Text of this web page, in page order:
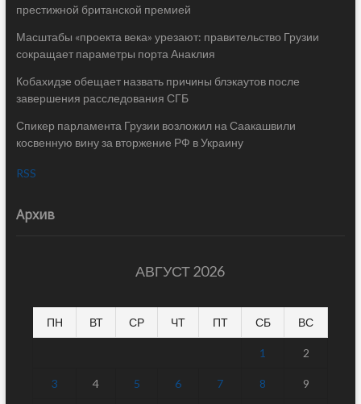
престижной британской премией
Масштабы «проекта века» урезают: правительство Грузии
сокращает параметры порта Анаклия
Кобахидзе обещает назвать причины блэкаутов после
завершения расследования СГБ
Спикер парламента Грузии возложил на Саакашвили
косвенную вину за вторжение РФ в Украину
RSS
Архив
АВГУСТ 2026
ПН ВТ СР ЧТ ПТ СБ ВС
1 2
3 4 5 6 7 8 9